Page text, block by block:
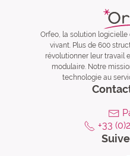
Orfeo, la solution
vivant. Plus de 600
révolutionner leur travail
modulaire. Notre
technologie au
+33